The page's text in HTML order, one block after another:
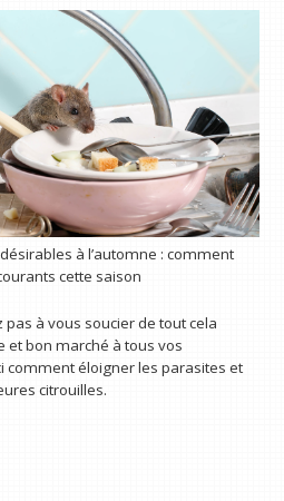
à l’automne : comment
cette saison
à vous soucier de tout cela
et bon marché à tous vos
comment éloigner les parasites et
citrouilles.